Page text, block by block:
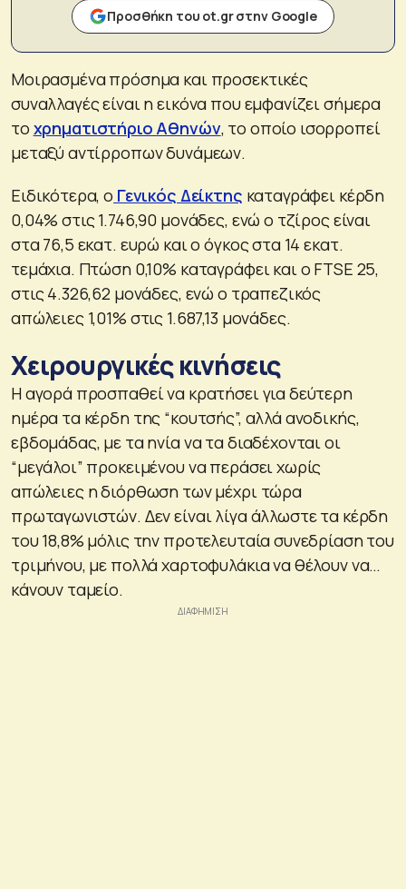
Προσθήκη του ot.gr στην Google
Μοιρασμένα πρόσημα και προσεκτικές
συναλλαγές είναι η εικόνα που εμφανίζει σήμερα
το χρηματιστήριο Αθηνών, το οποίο ισορροπεί
μεταξύ αντίρροπων δυνάμεων.
Ειδικότερα, ο Γενικός Δείκτης καταγράφει κέρδη
0,04% στις 1.746,90 μονάδες, ενώ ο τζίρος είναι
στα 76,5 εκατ. ευρώ και ο όγκος στα 14 εκατ.
τεμάχια. Πτώση 0,10% καταγράφει και ο FTSE 25,
στις 4.326,62 μονάδες, ενώ ο τραπεζικός
απώλειες 1,01% στις 1.687,13 μονάδες.
Χειρουργικές κινήσεις
Η αγορά προσπαθεί να κρατήσει για δεύτερη
ημέρα τα κέρδη της “κουτσής”, αλλά ανοδικής,
εβδομάδας, με τα ηνία να τα διαδέχονται οι
“μεγάλοι” προκειμένου να περάσει χωρίς
απώλειες η διόρθωση των μέχρι τώρα
πρωταγωνιστών. Δεν είναι λίγα άλλωστε τα κέρδη
του 18,8% μόλις την προτελευταία συνεδρίαση του
τριμήνου, με πολλά χαρτοφυλάκια να θέλουν να…
κάνουν ταμείο.